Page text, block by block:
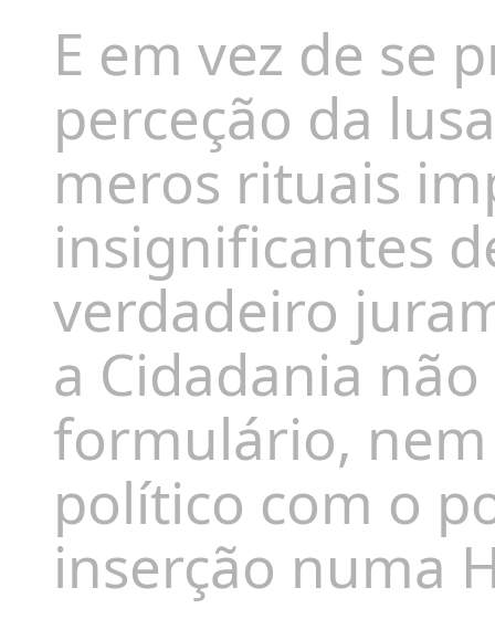
E em vez de se
perceção da
meros rituais
insignificantes
verdadeiro
a Cidadania
formulário,
político com o
inserção numa